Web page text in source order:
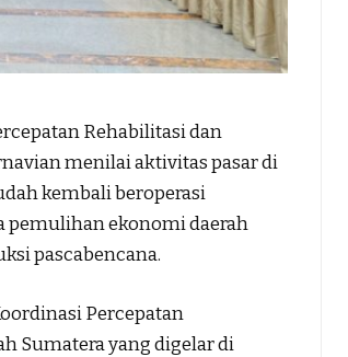
Rehabilitasi dan
menilai aktivitas pasar di
kembali beroperasi
pemulihan ekonomi daerah
pascabencana.
Percepatan
Sumatera yang digelar di